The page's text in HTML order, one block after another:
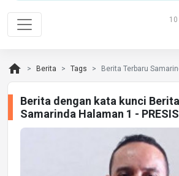
home Berita Tags Berita Terbaru
Berita dengan kata kunci
Samarinda Halaman 1 -